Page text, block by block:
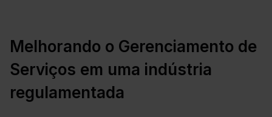
Melhorando o Gerenciamento de
Serviços em uma indústria
regulamentada